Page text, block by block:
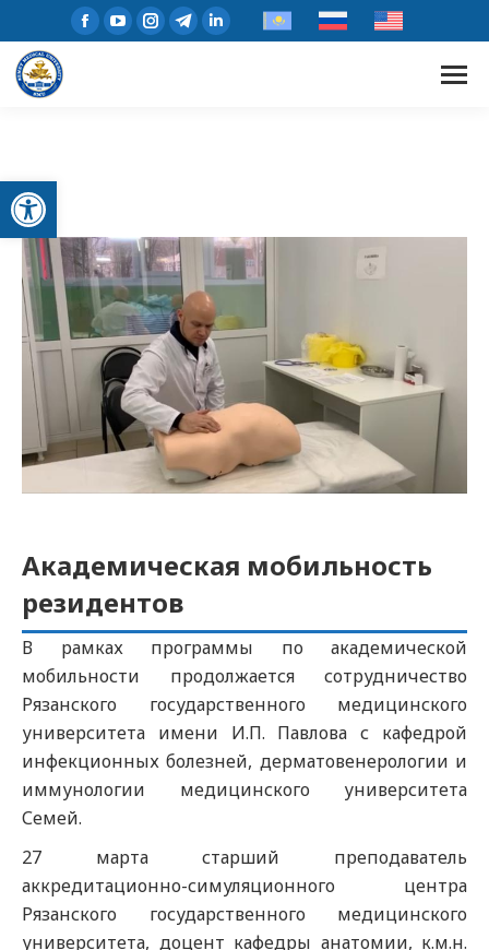
Открыть панель инструментов
Академическая мобильность
резидентов
В рамках программы по академической
мобильности продолжается сотрудничество
Рязанского государственного медицинского
университета имени И.П. Павлова с кафедрой
инфекционных болезней, дерматовенерологии и
иммунологии медицинского университета
Семей.
27 марта старший преподаватель
аккредитационно-симуляционного центра
Рязанского государственного медицинского
университета, доцент кафедры анатомии, к.м.н.